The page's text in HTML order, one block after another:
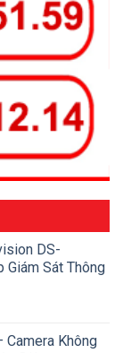
DS-
Sát Thông
Camera Không